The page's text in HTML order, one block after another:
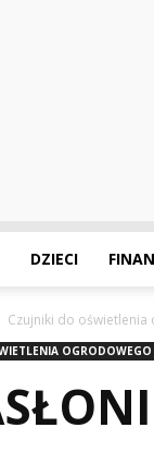
DZIECI
Czujniki do
OGRODOWEGO